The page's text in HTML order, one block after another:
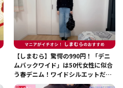
【しまむら】驚愕の990円！「デニ
ムバックワイド」は50代女性に似合
う春デニム！ワイドシルエットだか
ら体型カバーも◎